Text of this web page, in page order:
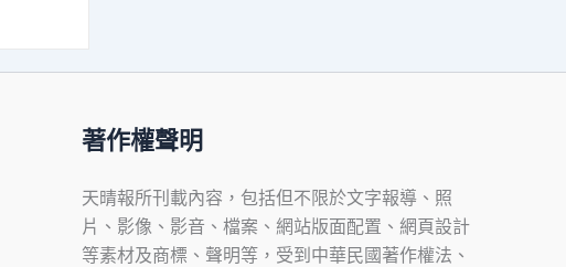
著作權聲明
天晴報所刊載內容，包括但不限於文字報導、照
片、影像、影音、檔案、網站版面配置、網頁設計
等素材及商標、聲明等，受到中華民國著作權法、